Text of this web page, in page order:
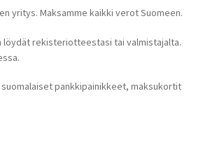
yritys. Maksamme kaikki verot Suomeen.
löydät rekisteriotteestasi tai valmistajalta.
pankkipainikkeet, maksukortit